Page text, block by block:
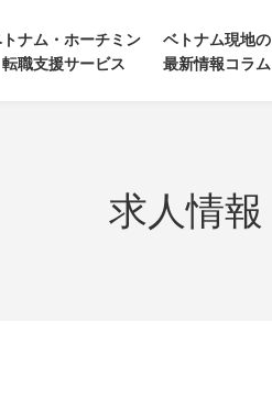
ナム・ホーチミン
転職支援サービス
ベトナム現地の
最新情報コラム
求人情報